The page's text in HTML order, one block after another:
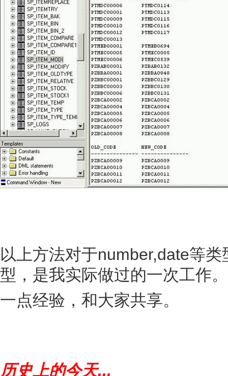
以上方法对于number,date等
型，是我实际做过的一次工作。
一点经验，和大家共享。
历史上的今天...